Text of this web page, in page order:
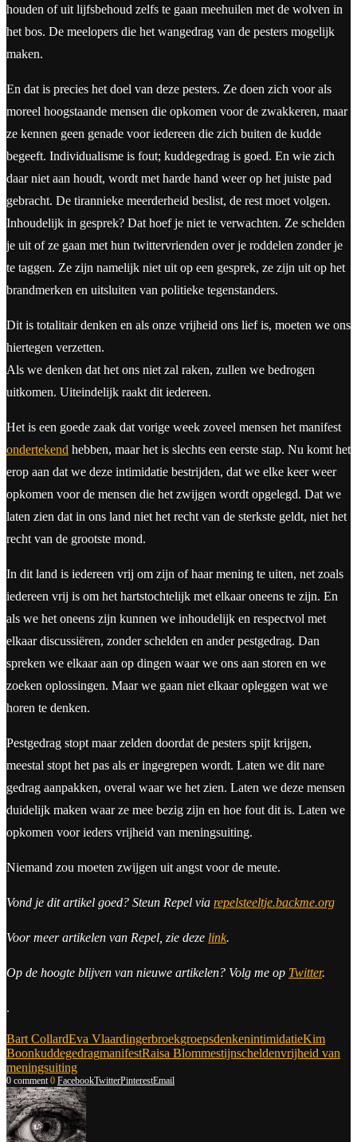
houden of uit lijfsbehoud zelfs te gaan meehuilen met de wolven in
het bos. De meelopers die het wangedrag van de pesters mogelijk
maken.
En dat is precies het doel van deze pesters. Ze doen zich voor als
moreel hoogstaande mensen die opkomen voor de zwakkeren, maar
ze kennen geen genade voor iedereen die zich buiten de kudde
begeeft. Individualisme is fout; kuddegedrag is goed. En wie zich
daar niet aan houdt, wordt met harde hand weer op het juiste pad
gebracht. De tirannieke meerderheid beslist, de rest moet volgen.
Inhoudelijk in gesprek? Dat hoef je niet te verwachten. Ze schelden
je uit of ze gaan met hun twittervrienden over je roddelen zonder je
te taggen. Ze zijn namelijk niet uit op een gesprek, ze zijn uit op het
brandmerken en uitsluiten van politieke tegenstanders.
Dit is totalitair denken en als onze vrijheid ons lief is, moeten we ons
hiertegen verzetten.
Als we denken dat het ons niet zal raken, zullen we bedrogen
uitkomen. Uiteindelijk raakt dit iedereen.
Het is een goede zaak dat vorige week zoveel mensen het manifest
ondertekend hebben, maar het is slechts een eerste stap. Nu komt het
erop aan dat we deze intimidatie bestrijden, dat we elke keer weer
opkomen voor de mensen die het zwijgen wordt opgelegd. Dat we
laten zien dat in ons land niet het recht van de sterkste geldt, niet het
recht van de grootste mond.
In dit land is iedereen vrij om zijn of haar mening te uiten, net zoals
iedereen vrij is om het hartstochtelijk met elkaar oneens te zijn. En
als we het oneens zijn kunnen we inhoudelijk en respectvol met
elkaar discussiëren, zonder schelden en ander pestgedrag. Dan
spreken we elkaar aan op dingen waar we ons aan storen en we
zoeken oplossingen. Maar we gaan niet elkaar opleggen wat we
horen te denken.
Pestgedrag stopt maar zelden doordat de pesters spijt krijgen,
meestal stopt het pas als er ingegrepen wordt. Laten we dit nare
gedrag aanpakken, overal waar we het zien. Laten we deze mensen
duidelijk maken waar ze mee bezig zijn en hoe fout dit is. Laten we
opkomen voor ieders vrijheid van meningsuiting.
Niemand zou moeten zwijgen uit angst voor de meute.
Vond je dit artikel goed? Steun Repel via repelsteeltje.backme.org
Voor meer artikelen van Repel, zie deze link.
Op de hoogte blijven van nieuwe artikelen? Volg me op Twitter.
.
Bart CollardEva VlaardingerbroekgroepsdenkenintimidatieKim
BoonkuddegedragmanifestRaisa Blommestijnscheldenvrijheid van
meningsuiting
0 comment 0 FacebookTwitterPinterestEmail